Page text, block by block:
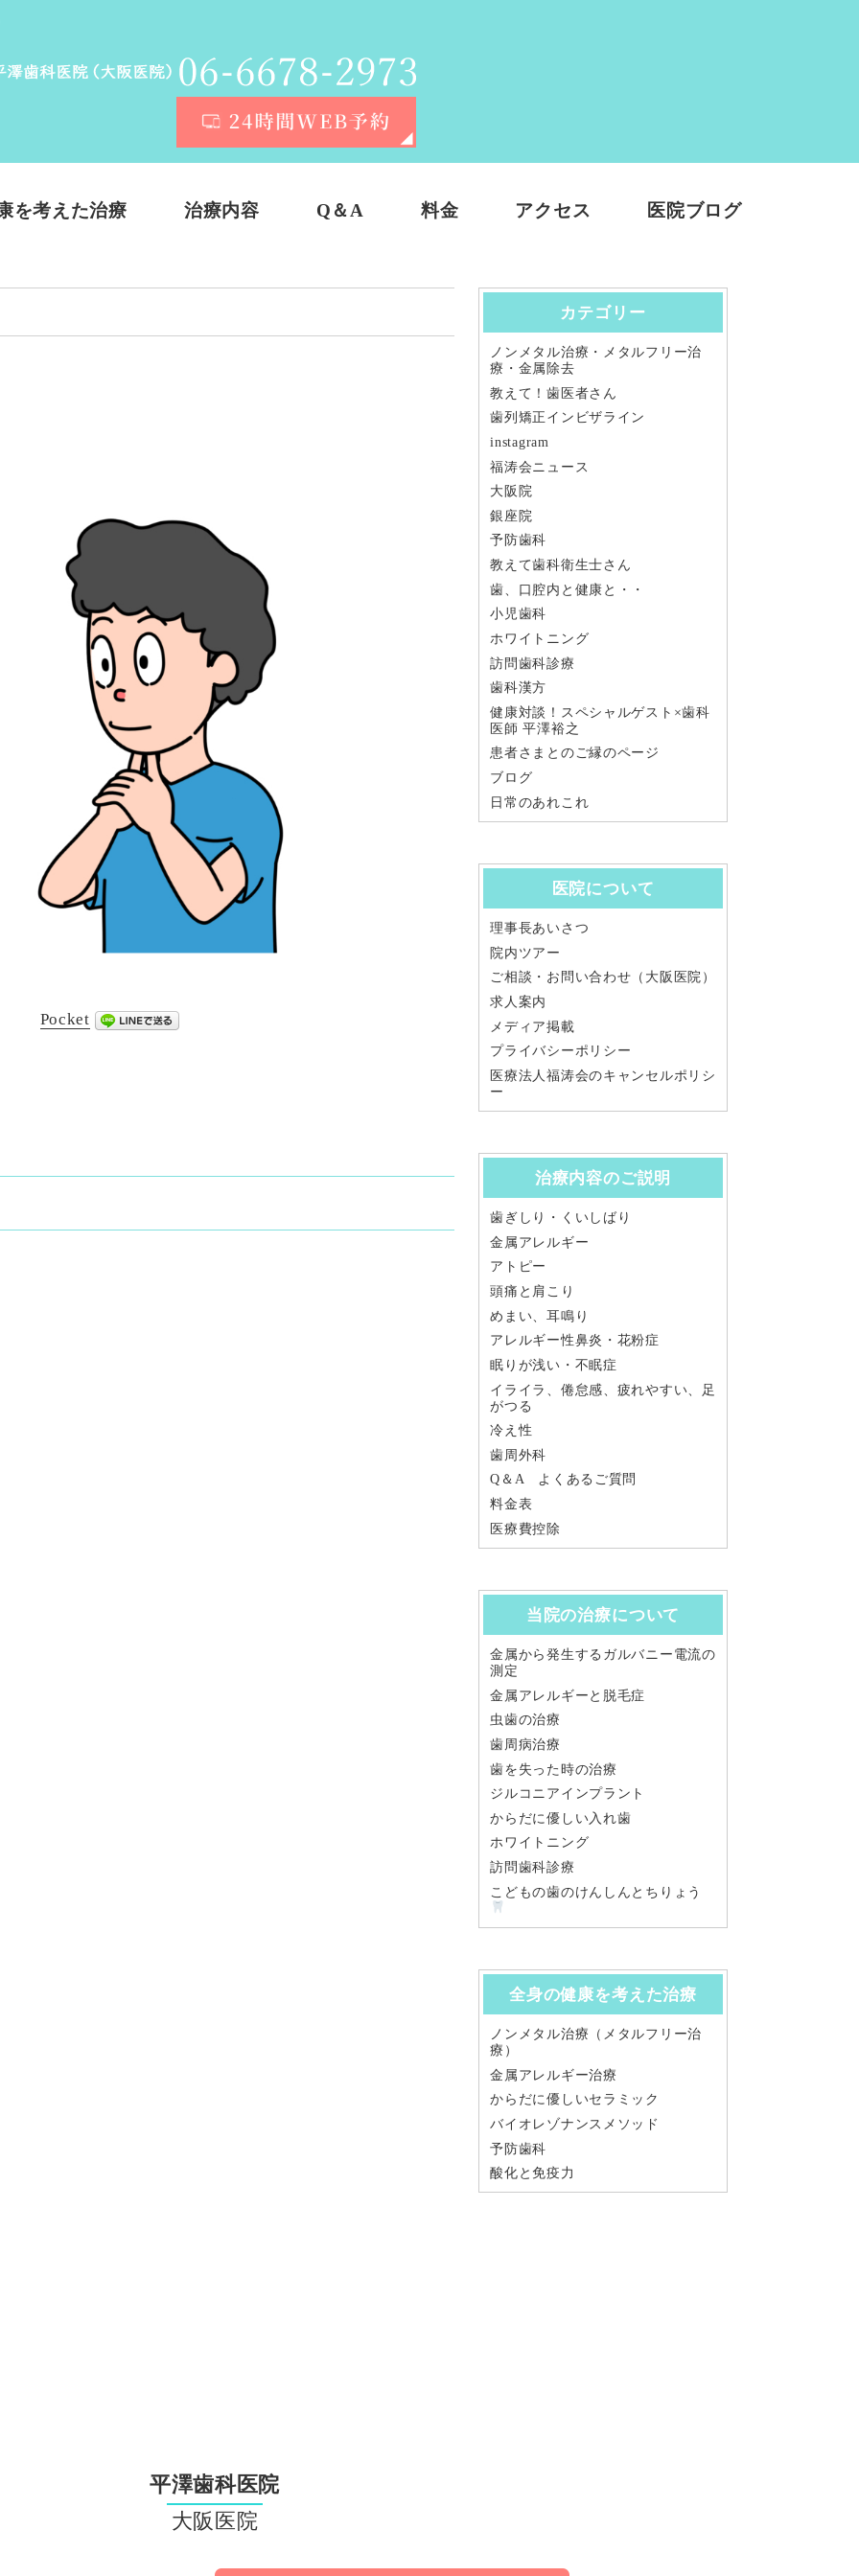
を考えた治療 治療内容 Q＆A 料金 アクセス 医院ブログ
Pocket
カテゴリー
ノンメタル治療・メタルフリー治
療・金属除去
教えて！歯医者さん
歯列矯正インビザライン
instagram
福涛会ニュース
大阪院
銀座院
予防歯科
教えて歯科衛生士さん
歯、口腔内と健康と・・
小児歯科
ホワイトニング
訪問歯科診療
歯科漢方
健康対談！スペシャルゲスト×歯科
医師 平澤裕之
患者さまとのご縁のページ
ブログ
日常のあれこれ
医院について
理事長あいさつ
院内ツアー
ご相談・お問い合わせ（大阪医院）
求人案内
メディア掲載
プライバシーポリシー
医療法人福涛会のキャンセルポリシ
ー
治療内容のご説明
歯ぎしり・くいしばり
金属アレルギー
アトピー
頭痛と肩こり
めまい、耳鳴り
アレルギー性鼻炎・花粉症
眠りが浅い・不眠症
イライラ、倦怠感、疲れやすい、足
がつる
冷え性
歯周外科
Q＆A よくあるご質問
料金表
医療費控除
当院の治療について
金属から発生するガルバニー電流の
測定
金属アレルギーと脱毛症
虫歯の治療
歯周病治療
歯を失った時の治療
ジルコニアインプラント
からだに優しい入れ歯
ホワイトニング
訪問歯科診療
こどもの歯のけんしんとちりょう
全身の健康を考えた治療
ノンメタル治療（メタルフリー治
療）
金属アレルギー治療
からだに優しいセラミック
バイオレゾナンスメソッド
予防歯科
酸化と免疫力
平澤歯科医院
大阪医院